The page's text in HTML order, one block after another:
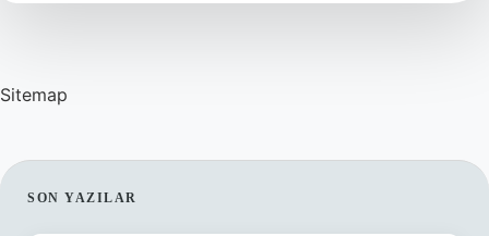
Sitemap
SIDEBAR
SON YAZILAR